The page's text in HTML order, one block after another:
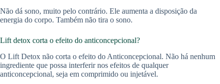
Não dá sono, muito pelo contrário. Ele aumenta a disposição da
energia do corpo. Também não tira o sono.
Lift detox corta o efeito do anticoncepcional?
O Lift Detox não corta o efeito do Anticoncepcional. Não há nenhum
ingrediente que possa interferir nos efeitos de qualquer
anticoncepcional, seja em comprimido ou injetável.